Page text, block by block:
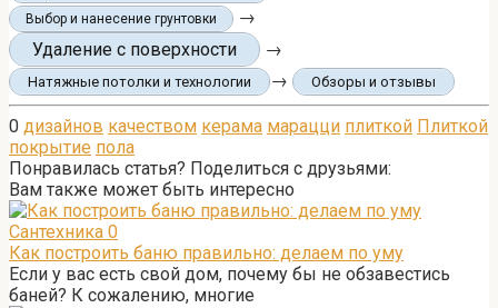
Выбор и нанесение грунтовки
→
Удаление с поверхности
→
Натяжные потолки и технологии → Обзоры и отзывы
0 дизайнов качеством керама марацци плиткой Плиткой
покрытие пола
Понравилась статья? Поделиться с друзьями:
Вам также может быть интересно
Сантехника 0
Как построить баню правильно: делаем по уму
Если у вас есть свой дом, почему бы не обзавестись
баней? К сожалению, многие